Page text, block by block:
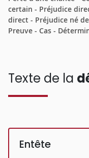
certain - Préjudice
direct - Préjudice né
Preuve - Cas -
Texte de la
Entête